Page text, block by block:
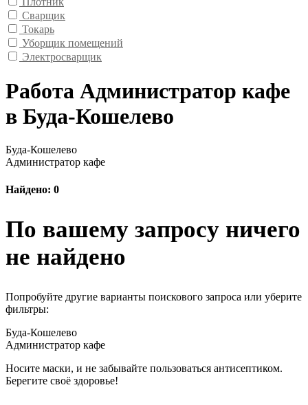
Сварщик
Токарь
Уборщик помещений
Электросварщик
Работа Администратор кафе
в Буда-Кошелево
Буда-Кошелево
Администратор кафе
Найдено: 0
По вашему запросу ничего
не найдено
Попробуйте другие варианты поискового запроса или уберите
фильтры:
Буда-Кошелево
Администратор кафе
Носите маски, и не забывайте пользоваться антисептиком.
Берегите своё здоровье!